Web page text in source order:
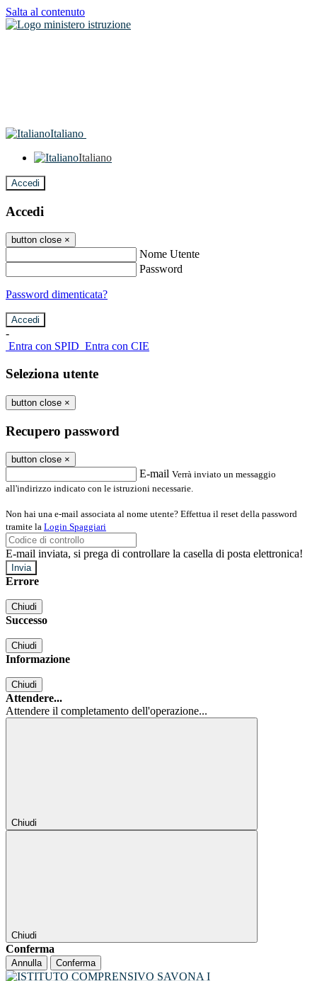
Salta al contenuto
Italiano
Italiano
Accedi
Accedi
button close ×
Nome Utente
Password
Password dimenticata?
-
Entra con SPID Entra con CIE
Seleziona utente
button close ×
Recupero password
button close ×
E-mail Verrà inviato un messaggio
all'indirizzo indicato con le istruzioni necessarie.
Non hai una e-mail associata al nome utente? Effettua il reset della password
tramite la Login Spaggiari
E-mail inviata, si prega di controllare la casella di posta elettronica!
Errore
Chiudi
Successo
Chiudi
Informazione
Chiudi
Attendere...
Attendere il completamento dell'operazione...
Chiudi
Chiudi
Conferma
Annulla Conferma